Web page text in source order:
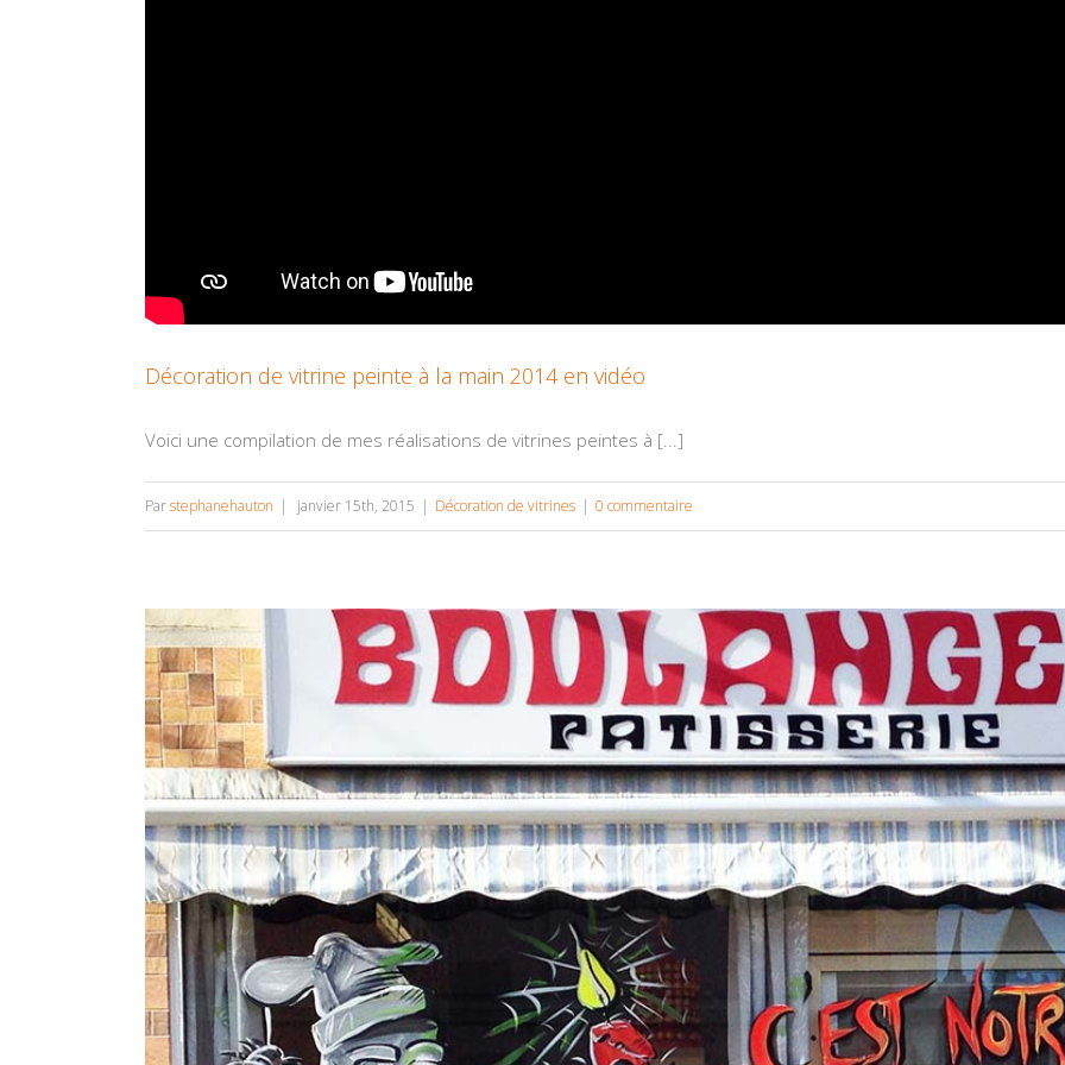
Décoration de vitrine peinte à la main 2014 en vidéo
Voici une compilation de mes réalisations de vitrines peintes à [...]
Parstephanehauton | janvier 15th, 2015 | Décoration de vitrines | 0 commentaire